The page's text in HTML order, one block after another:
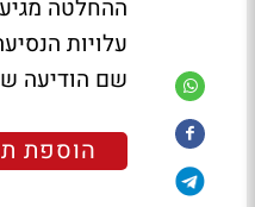
שם הודיעה
הוספת